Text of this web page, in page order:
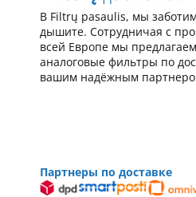
В Filtrų pasaulis, мы
дышите. Сотрудничая с
всей Европе мы
аналоговые фильтры по
вашим надёжным
Партнеры по доставке